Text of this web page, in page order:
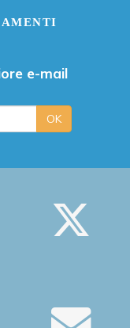
e-mail
OK